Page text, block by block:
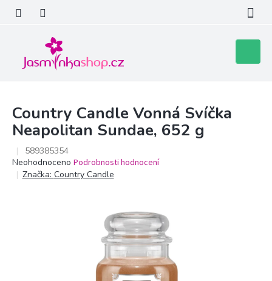
obsah
košík
Country Candle Vonná Svíčka
Neapolitan Sundae, 652 g
589385354
Průměrné
hodnocení
Neohodnoceno Podrobnosti hodnocení
Značka: Country Candle